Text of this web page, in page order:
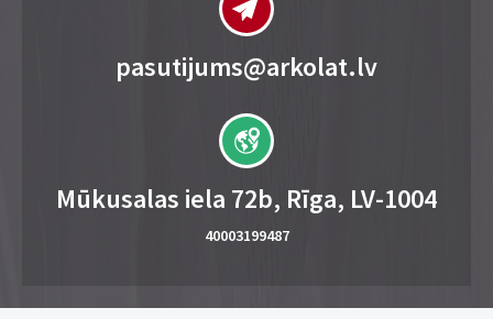
pasutijums@arkolat.lv
Mūkusalas iela 72b, Rīga, LV-1004
40003199487